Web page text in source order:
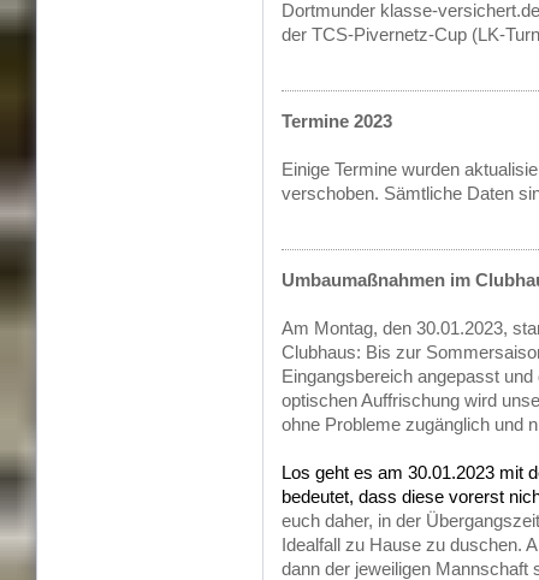
Dortmunder klasse-
der TCS-Pivernetz-Cup (LK-
Termine 2023
Einige Termine wurden
verschoben. Sämtliche Daten
Umbaumaßnahmen im
Am Montag, den 30.01.2023,
Clubhaus: Bis zur
Eingangsbereich angepasst
optischen Auffrischung wird
ohne Probleme zugänglich und
Los geht es am 30.01.2023 mit
bedeutet, dass diese vorerst
euch daher, in der
Idealfall zu Hause zu duschen.
dann der jeweiligen Mannschaft